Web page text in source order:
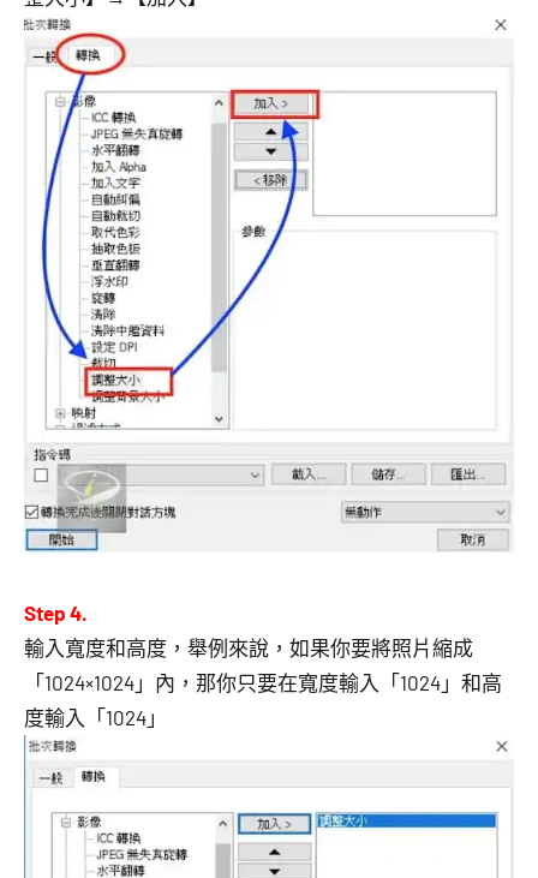
Step 4.
輸入寬度和高度，舉例來說，如果你要將照片縮成
「1024×1024」內，那你只要在寬度輸入「1024」和高
度輸入「1024」